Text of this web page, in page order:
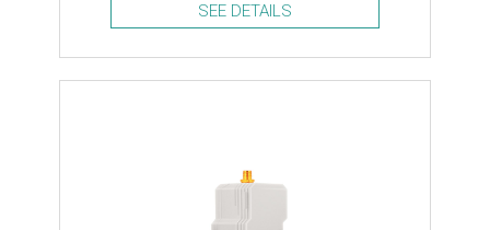
SEE DETAILS